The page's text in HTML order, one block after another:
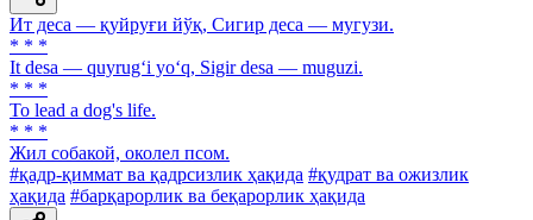
Ит деса — қуйруғи йўқ, Сигир деса — мугузи.
* * *
It desa — quyrug‘i yo‘q, Sigir desa — muguzi.
* * *
To lead a dog's life.
* * *
Жил собакой, околел псом.
#қадр-қиммат ва қадрсизлик ҳақида #қудрат ва ожизлик
ҳақида #барқарорлик ва беқарорлик ҳақида